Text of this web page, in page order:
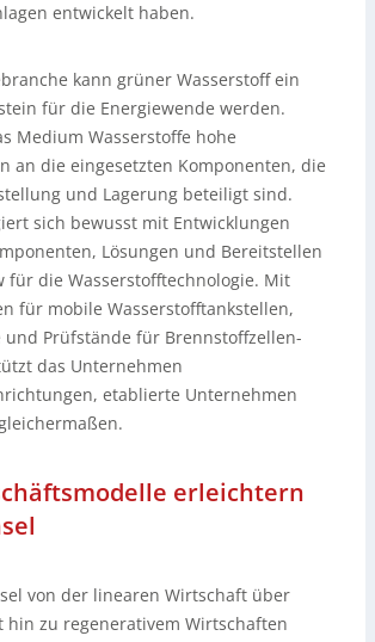
entwickelt haben.
kann grüner Wasserstoff ein
für die Energiewende werden.
Medium Wasserstoffe hohe
an die eingesetzten Komponenten, die
und Lagerung beteiligt sind.
sich bewusst mit Entwicklungen
Lösungen und Bereitstellen
für die Wasserstofftechnologie. Mit
für mobile Wasserstofftankstellen,
und Prüfstände für Brennstoffzellen-
das Unternehmen
etablierte Unternehmen
erleichtern
von der linearen Wirtschaft über
hin zu regenerativem Wirtschaften